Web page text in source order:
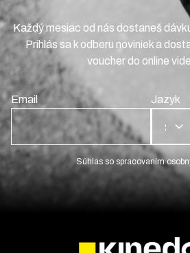
Každý mesiac od nás dostaneš
Prihlás sa k odberu noviniek a
voucher do online
Email Jazyk
SK
Súhlas so spracovaním